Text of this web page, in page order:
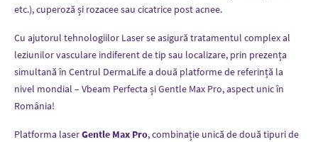
etc.), cuperoză și rozacee sau cicatrice post acnee.
Cu ajutorul tehnologiilor Laser se asigură tratamentul complex al
leziunilor vasculare indiferent de tip sau localizare, prin prezența
simultană în Centrul DermaLife a două platforme de referință la
nivel mondial – Vbeam Perfecta și Gentle Max Pro, aspect unic în
România!
Platforma laserGentle Max Pro, combinație unică de două tipuri de